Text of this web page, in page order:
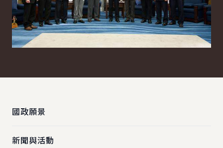
國政願景
新聞與活動